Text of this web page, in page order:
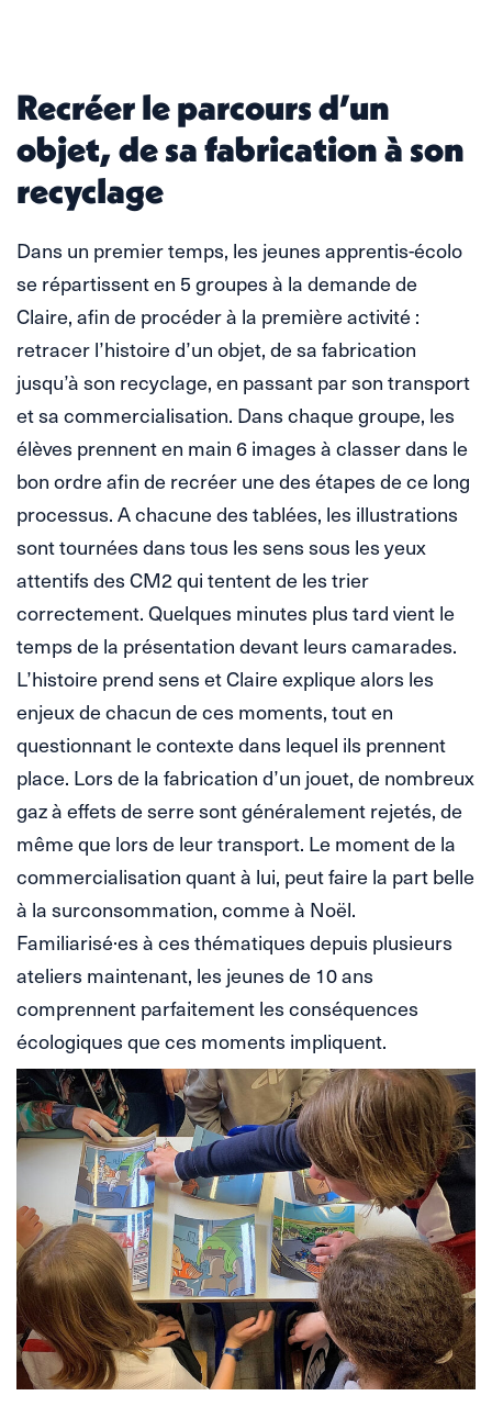
Recréer le parcours d’un
objet, de sa fabrication à son
recyclage
Dans un premier temps, les jeunes apprentis-écolo
se répartissent en 5 groupes à la demande de
Claire, afin de procéder à la première activité :
retracer l’histoire d’un objet, de sa fabrication
jusqu’à son recyclage, en passant par son transport
et sa commercialisation. Dans chaque groupe, les
élèves prennent en main 6 images à classer dans le
bon ordre afin de recréer une des étapes de ce long
processus. A chacune des tablées, les illustrations
sont tournées dans tous les sens sous les yeux
attentifs des CM2 qui tentent de les trier
correctement. Quelques minutes plus tard vient le
temps de la présentation devant leurs camarades.
L’histoire prend sens et Claire explique alors les
enjeux de chacun de ces moments, tout en
questionnant le contexte dans lequel ils prennent
place. Lors de la fabrication d’un jouet, de nombreux
gaz à effets de serre sont généralement rejetés, de
même que lors de leur transport. Le moment de la
commercialisation quant à lui, peut faire la part belle
à la surconsommation, comme à Noël.
Familiarisé·es à ces thématiques depuis plusieurs
ateliers maintenant, les jeunes de 10 ans
comprennent parfaitement les conséquences
écologiques que ces moments impliquent.